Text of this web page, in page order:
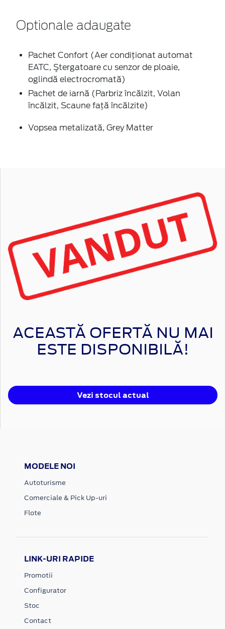
Optionale adaugate
Pachet Confort (Aer condiţionat automat
EATC, Ştergatoare cu senzor de ploaie,
oglindă electrocromată)
Pachet de iarnă (Parbriz încălzit, Volan
încălzit, Scaune faţă încălzite)
Vopsea metalizată, Grey Matter
ACEASTĂ OFERTĂ NU MAI
ESTE DISPONIBILĂ!
Vezi stocul actual
MODELE NOI
Autoturisme
Comerciale & Pick Up-uri
Flote
LINK-URI RAPIDE
Promotii
Configurator
Stoc
Contact